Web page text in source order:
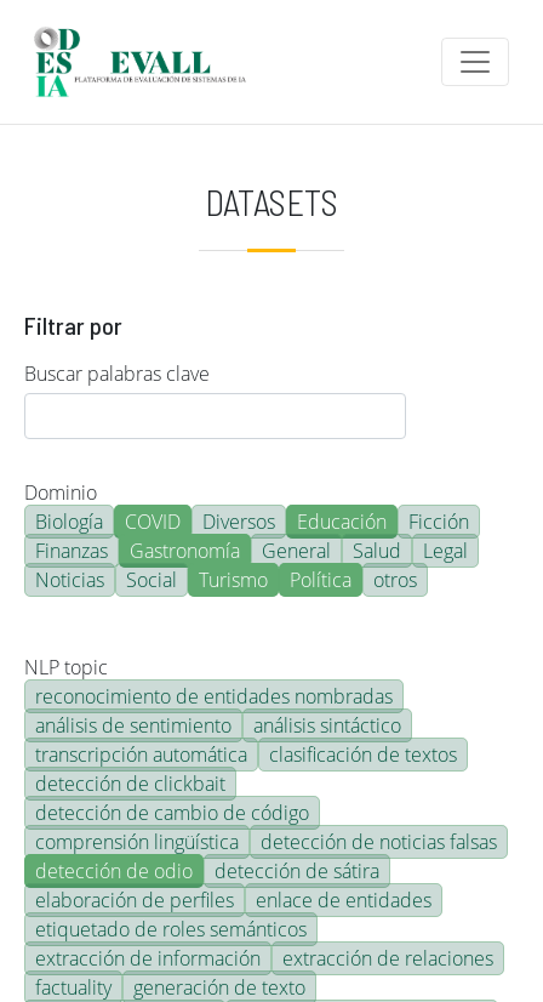
DATASETS
Filtrar por
Buscar palabras clave
Dominio
Biología
COVID Diversos Educación
Ficción
Finanzas
Gastronomía General Salud
Legal
Noticias
Social Turismo Política otros
NLP topic
reconocimiento de entidades nombradas
análisis de sentimiento
análisis sintáctico
transcripción automática
clasificación de textos
detección de clickbait
detección de cambio de código
comprensión lingüística
detección de noticias falsas
detección de odio
detección de sátira
elaboración de perfiles
enlace de entidades
etiquetado de roles semánticos
extracción de información
extracción de relaciones
factuality
generación de texto